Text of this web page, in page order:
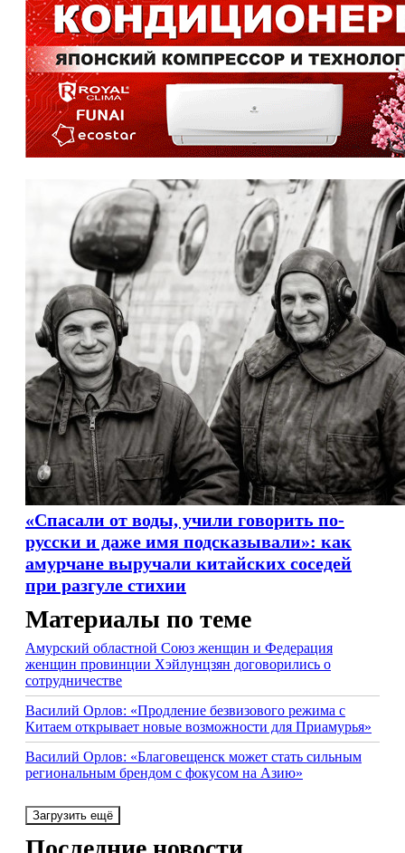
«Спасали от воды, учили говорить по-
русски и даже имя подсказывали»: как
амурчане выручали китайских соседей
при разгуле стихии
Материалы по теме
Амурский областной Союз женщин и Федерация
женщин провинции Хэйлунцзян договорились о
сотрудничестве
Василий Орлов: «Продление безвизового режима с
Китаем открывает новые возможности для Приамурья»
Василий Орлов: «Благовещенск может стать сильным
региональным брендом с фокусом на Азию»
Загрузить ещё